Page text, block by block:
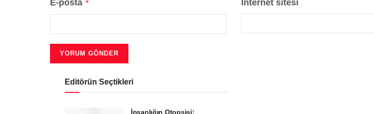
E-posta * İnternet sitesi
Editörün Seçtikleri
İnsanlığın Otopsisi: